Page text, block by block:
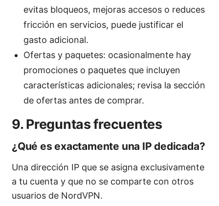
evitas bloqueos, mejoras accesos o reduces
fricción en servicios, puede justificar el
gasto adicional.
Ofertas y paquetes: ocasionalmente hay
promociones o paquetes que incluyen
características adicionales; revisa la sección
de ofertas antes de comprar.
9. Preguntas frecuentes
¿Qué es exactamente una IP dedicada?
Una dirección IP que se asigna exclusivamente
a tu cuenta y que no se comparte con otros
usuarios de NordVPN.